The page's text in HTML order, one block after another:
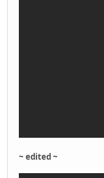
~ edited ~